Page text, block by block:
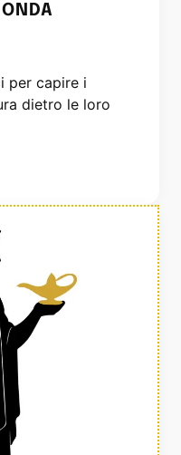
per capire i
dietro le loro